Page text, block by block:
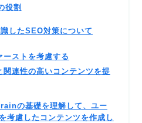
役割
したSEO対策について
ーストを考慮する
関連性の高いコンテンツを提
の基礎を理解して、ユー
考慮したコンテンツを作成し